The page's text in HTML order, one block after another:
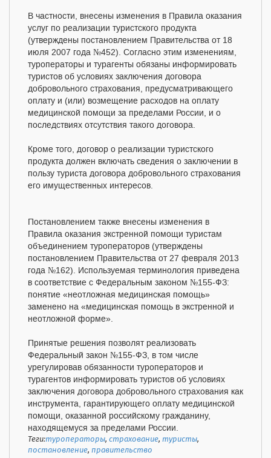
В частности, внесены изменения в Правила оказания
услуг по реализации туристского продукта
(утверждены постановлением Правительства от 18
июля 2007 года №452). Согласно этим изменениям,
туроператоры и турагенты обязаны информировать
туристов об условиях заключения договора
добровольного страхования, предусматривающего
оплату и (или) возмещение расходов на оплату
медицинской помощи за пределами России, и о
последствиях отсутствия такого договора.
Кроме того, договор о реализации туристского
продукта должен включать сведения о заключении в
пользу туриста договора добровольного страхования
его имущественных интересов.
Постановлением также внесены изменения в
Правила оказания экстренной помощи туристам
объединением туроператоров (утверждены
постановлением Правительства от 27 февраля 2013
года №162). Используемая терминология приведена
в соответствие с Федеральным законом №155-ФЗ:
понятие «неотложная медицинская помощь»
заменено на «медицинская помощь в экстренной и
неотложной форме».
Принятые решения позволят реализовать
Федеральный закон №155-ФЗ, в том числе
урегулировав обязанности туроператоров и
турагентов информировать туристов об условиях
заключения договора добровольного страхования как
инструмента, гарантирующего оплату медицинской
помощи, оказанной российскому гражданину,
находящемуся за пределами России.
Теги:туроператоры,страхование,туристы,
постановление,правительство